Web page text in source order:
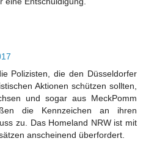
Polizisten, die den Düsseldorfer
Aktionen schützen sollten,
und sogar aus MeckPomm
die Kennzeichen an ihren
zu. Das Homeland NRW ist mit
anscheinend überfordert.